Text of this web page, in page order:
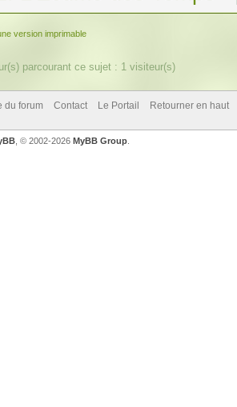
version imprimable
parcourant ce sujet : 1 visiteur(s)
du forum Contact Le Portail
Retourner en haut
, © 2002-2026 MyBB Group